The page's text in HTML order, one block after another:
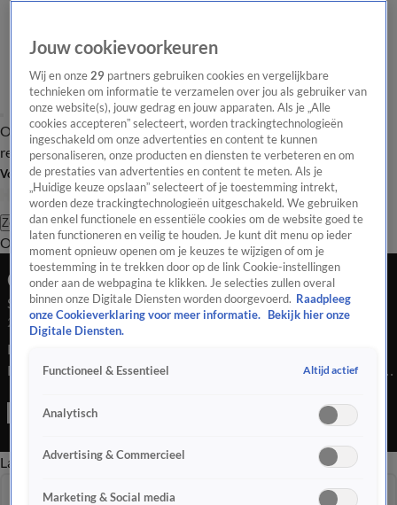
Overzicht Laatste nieuws Regionieuws Het beste van Hart
Tip de
redactie
Volg Hart van Nederland
Zoeken
OverzichtRegioUitzendingenWeerTip de redactiePanelVideo's
Ochtend Editie
Seizoen 2026, aflevering 1331
27 mrt, 10:00
Bekijk aflevering 1331 van Hart van Nederland - Ochtend
Editie uit seizoen 2026 hier. Deze aflevering is uitgezonden op
Editie is een Nieuws programma
Late EditieOchtend EditieVroege Editie
Seizoen 2026
Jouw cookievoorkeuren
Wij en onze29 partners gebruiken cookies en vergelijkbare
technieken om informatie te verzamelen over jou als gebruiker van
onze website(s), jouw gedrag en jouw apparaten. Als je „Alle
cookies accepteren” selecteert, worden trackingtechnologieën
ingeschakeld om onze advertenties en content te kunnen
personaliseren, onze producten en diensten te verbeteren en om
de prestaties van advertenties en content te meten. Als je
„Huidige keuze opslaan” selecteert of je toestemming intrekt,
worden deze trackingtechnologieën uitgeschakeld. We gebruiken
dan enkel functionele en essentiële cookies om de website goed te
laten functioneren en veilig te houden. Je kunt dit menu op ieder
moment opnieuw openen om je keuzes te wijzigen of om je
toestemming in te trekken door op de link Cookie-instellingen
onder aan de webpagina te klikken. Je selecties zullen overal
binnen onze Digitale Diensten worden doorgevoerd. Raadpleeg
onze Cookieverklaring voor meer informatie.
Bekijk hier onze
Digitale Diensten.
Functioneel & Essentieel Altijd actief
Analytisch
Advertising & Commercieel
Marketing & Social media